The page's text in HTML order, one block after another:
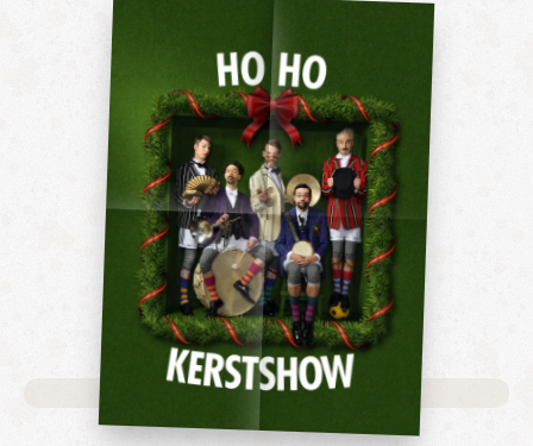
No data was found